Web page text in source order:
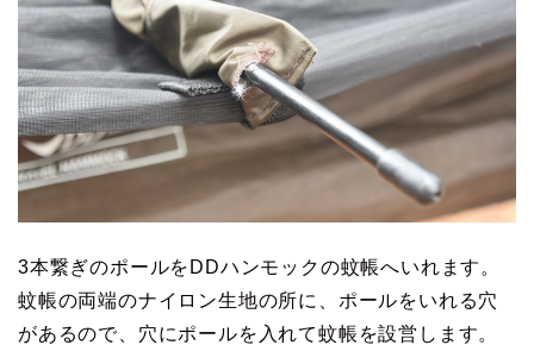
3本繋ぎのポールをDDハンモックの蚊帳へいれます。
蚊帳の両端のナイロン生地の所に、ポールをいれる穴
があるので、穴にポールを入れて蚊帳を設営します。